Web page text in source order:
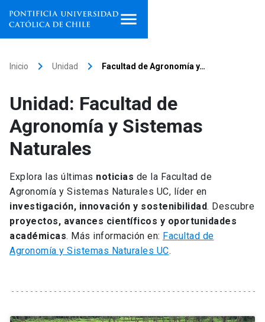
Facultades, escuelas e
institutos
Investigación
Internacionalización
Extensión
Vinculación
Inicio keyboard_arrow_right Unidad keyboard_arrow_right Facultad de Agronomía y…
Unidad: Facultad de
Agronomía y Sistemas
Naturales
Explora las últimas noticias de la Facultad de
Agronomía y Sistemas Naturales UC, líder en
investigación, innovación y sostenibilidad. Descubre
proyectos, avances científicos y oportunidades
académicas. Más información en: Facultad de
Agronomía y Sistemas Naturales UC.